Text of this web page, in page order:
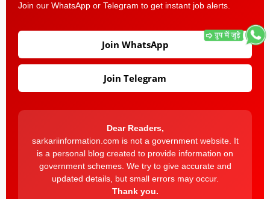
Join our WhatsApp or Telegram to get instant job alerts.
Join WhatsApp
Join Telegram
Dear Readers,
sarkariinformation.com is not a government website. It
is a personal blog created to provide information on
government schemes. We try to give accurate and
updated details, but small errors may occur.
Thank you.